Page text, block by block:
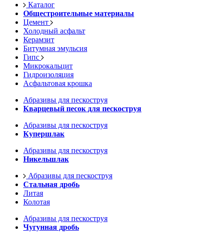
Каталог
Общестроительные материалы
Цемент
Холодный асфальт
Керамзит
Битумная эмульсия
Гипс
Микрокальцит
Гидроизоляция
Асфальтовая крошка
Абразивы для пескоструя
Кварцевый песок для пескоструя
Абразивы для пескоструя
Купершлак
Абразивы для пескоструя
Никельшлак
Абразивы для пескоструя
Стальная дробь
Литая
Колотая
Абразивы для пескоструя
Чугунная дробь